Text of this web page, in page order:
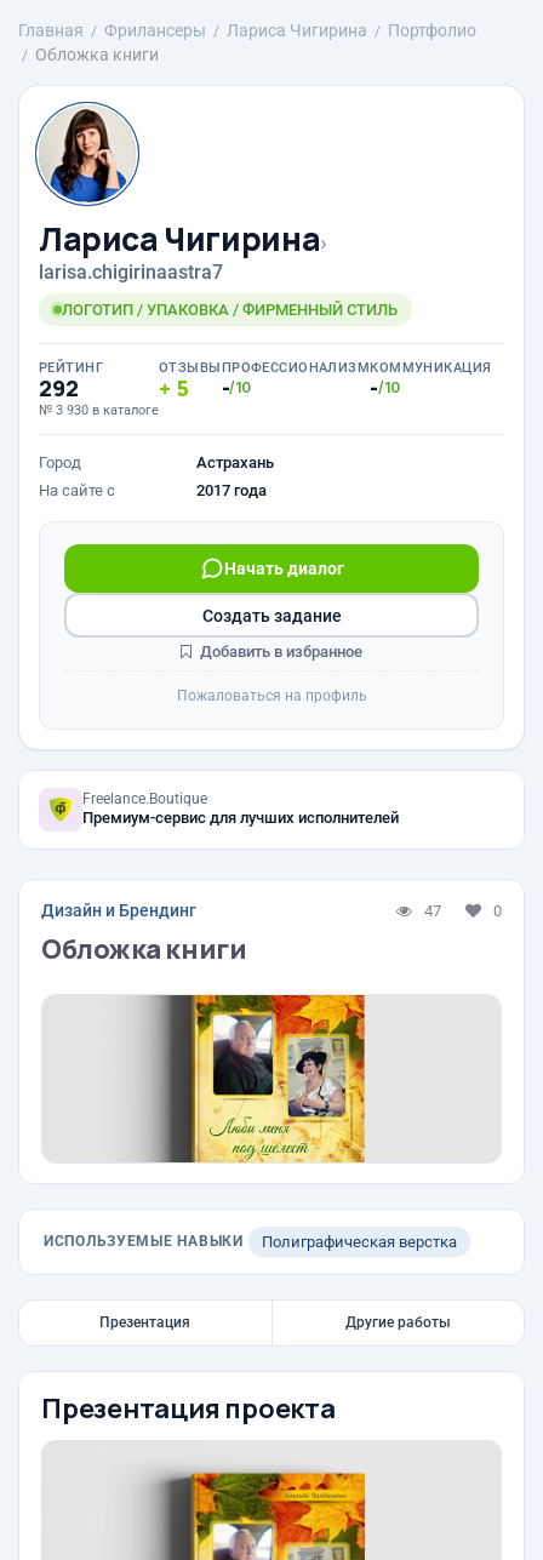
Главная Фрилансеры Лариса Чигирина
Портфолио
Обложка книги
Лариса Чигирина›
larisa.chigirinaastra7
ЛОГОТИП / УПАКОВКА / ФИРМЕННЫЙ СТИЛЬ
РЕЙТИНГ
292
№ 3 930 в каталоге
ОТЗЫВЫ
5
ПРОФЕССИОНАЛИЗМ
-/10
КОММУНИКАЦИЯ
-/10
Город
Астрахань
На сайте с
2017 года
Начать диалог
Создать задание
Добавить в избранное
Пожаловаться на профиль
Freelance.Boutique
Премиум-сервис для лучших исполнителей
Дизайн и Брендинг 47 0
Обложка книги
ИСПОЛЬЗУЕМЫЕ НАВЫКИ Полиграфическая верстка
Презентация Другие работы
Презентация проекта